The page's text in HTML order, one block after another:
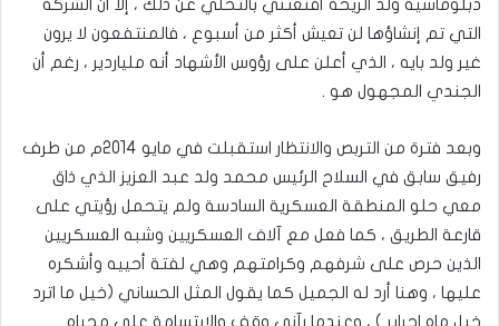
دبلوماسية ولد الريحة أقنعتني بالتخلي عن ذلك ، إلا أن الشركة
التي تم إنشاؤها لن تعيش أكثر من أسبوع ، فالمنتفعون لا يرون
غير ولد بايه ، الذي أعلن على رؤوس الأشهاد أنه ملياردير ، رغم أن
الجندي المجهول هو .
وبعد فترة من التربص والانتظار استقبلت في مايو 2014م من طرف
رفيق سابق في السلاح الرئيس محمد ولد عبد العزيز الذي ذاق
معي حلو المنطقة العسكرية السادسة ولم يتحمل رؤيتي على
قارعة الطريق ، كما فعل مع آلاف العسكريين وشبه العسكريين
الذين حرص على شرفهم وكرامتهم وهي لفتة أحييه وأشكره
عليها ، وهنا أرد له الجميل كما يقول المثل الحساني (خيل ما اترد
خيل ماه احراير ) ، وعندما رآني وقف والابتسامة على محياه